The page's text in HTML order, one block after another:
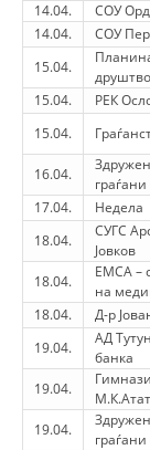
14.04.
СОУ
14.04.
СОУ
15.04.
15.04.
РЕК
15.04.
16.04.
17.04.
Недела
18.04.
СУГС
Јовков
18.04.
ЕМСА –
на
18.04.
Д-р
19.04.
АД
банка
19.04.
19.04.